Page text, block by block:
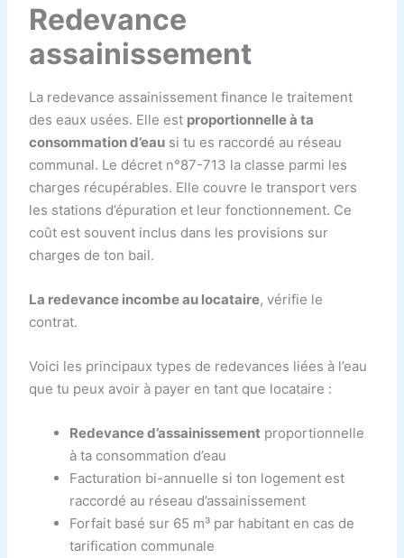
Redevance
assainissement
La redevance assainissement finance le traitement
des eaux usées. Elle est proportionnelle à ta
consommation d’eau si tu es raccordé au réseau
communal. Le décret n°87-713 la classe parmi les
charges récupérables. Elle couvre le transport vers
les stations d’épuration et leur fonctionnement. Ce
coût est souvent inclus dans les provisions sur
charges de ton bail.
La redevance incombe au locataire, vérifie le
contrat.
Voici les principaux types de redevances liées à l’eau
que tu peux avoir à payer en tant que locataire :
Redevance d’assainissement proportionnelle
à ta consommation d’eau
Facturation bi-annuelle si ton logement est
raccordé au réseau d’assainissement
Forfait basé sur 65 m³ par habitant en cas de
tarification communale